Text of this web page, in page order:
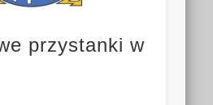
przystanki w